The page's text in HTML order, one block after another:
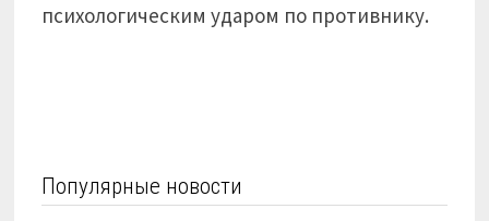
психологическим ударом по противнику.
Популярные новости